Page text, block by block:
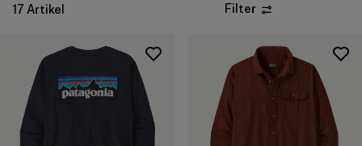
M (17)
XL (16)
17 Artikel Filter